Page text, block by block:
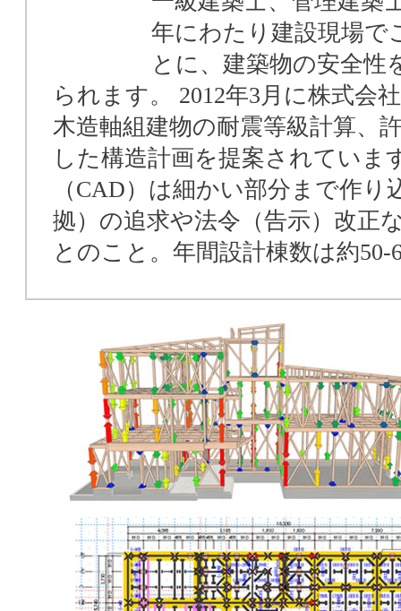
年にわたり建設現場で
とに、建築物の安全性
られます。 2012年3月に株式会
木造軸組建物の耐震等級計算、
した構造計画を提案されていま
（CAD）は細かい部分まで作
拠）の追求や法令（告示）改正
とのこと。年間設計棟数は約50-